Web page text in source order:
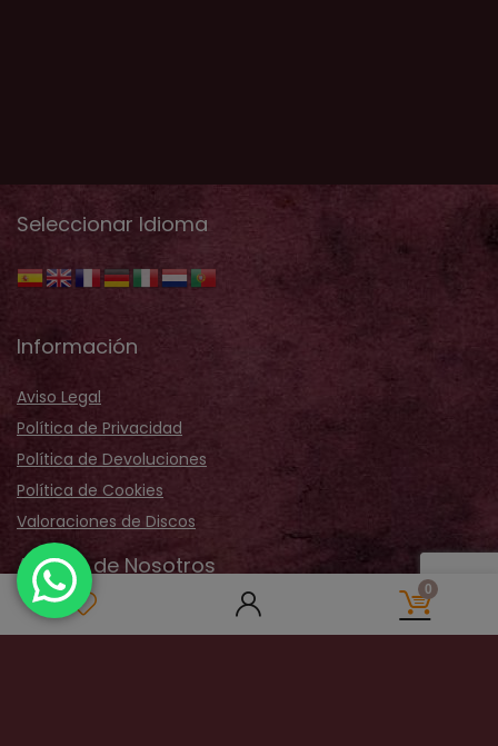
0
Seleccionar Idioma
Información
Aviso Legal
Política de Privacidad
Política de Devoluciones
Política de Cookies
Valoraciones de Discos
Acerca de Nosotros
Sobre Nosotros